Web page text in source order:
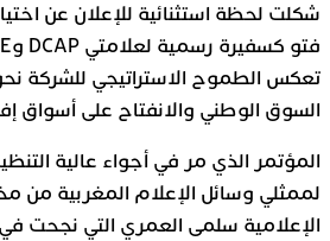
شكلت لحظة استثنائية للإعلان عن
تعكس الطموح الاستراتيجي للشركة
السوق الوطني والانفتاح على أسواق
المؤتمر الذي مر في أجواء عالية
لممثلي وسائل الإعلام المغربية من
الإعلامية سلمى العمري التي نجحت في